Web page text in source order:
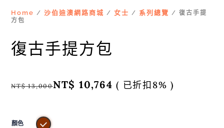
Home /沙伯迪澳網路商城 /女士 / 系列總覽 / 復古手提
方包
復古手提方包
NT$13,000NT$ 10,764 ( 已折扣8% )
顏色